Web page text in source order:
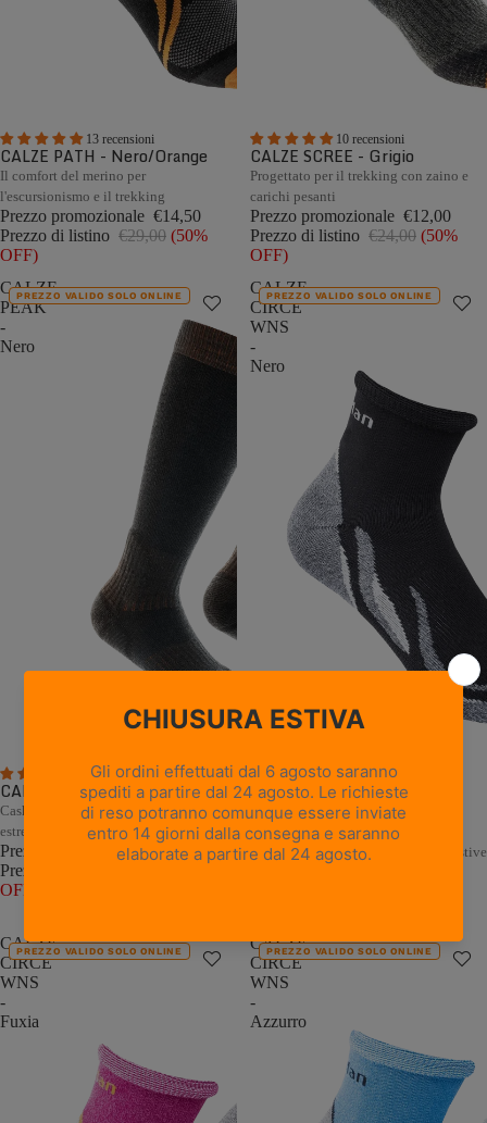
13 recensioni
CALZE PATH - Nero/Orange
Il comfort del merino per
l'escursionismo e il trekking
Prezzo promozionale €14,50
Prezzo di listino €29,00 (50%
OFF)
10 recensioni
CALZE SCREE - Grigio
Progettato per il trekking con zaino e
carichi pesanti
Prezzo promozionale €12,00
Prezzo di listino €24,00 (50%
OFF)
CALZE
PEAK
-
Nero
5 recensioni
PREZZO VALIDO SOLO ONLINE
CALZE PEAK - Nero
Cashmere e Merino per il freddo
estremo
Prezzo promozionale €22,00
Prezzo di listino
OFF)
CALZE
CIRCE
WNS
-
Nero
1 recensione
PREZZO VALIDO SOLO ONLINE
CALZE CIRCE WNS - Nero
Comfort naturale per le escursioni estive
CALZE
CIRCE
WNS
-
Fuxia
PREZZO VALIDO SOLO ONLINE
CALZE
CIRCE
WNS
-
Azzurro
PREZZO VALIDO SOLO ONLINE